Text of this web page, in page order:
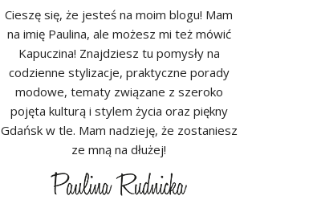
Cieszę się, że jesteś na moim blogu! Mam
na imię Paulina, ale możesz mi też mówić
Kapuczina! Znajdziesz tu pomysły na
codzienne stylizacje, praktyczne porady
modowe, tematy związane z szeroko
pojęta kulturą i stylem życia oraz piękny
Gdańsk w tle. Mam nadzieję, że zostaniesz
ze mną na dłużej!